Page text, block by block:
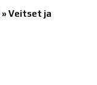
» Veitset ja